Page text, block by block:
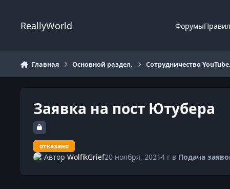
ReallyWorld Форумы
Главная Основной раздел. Сотрудничество YouTube.
Заявка на пост Ютубера
отказано
Автор WolfikGrief20 ноября, 20214 гв Подача